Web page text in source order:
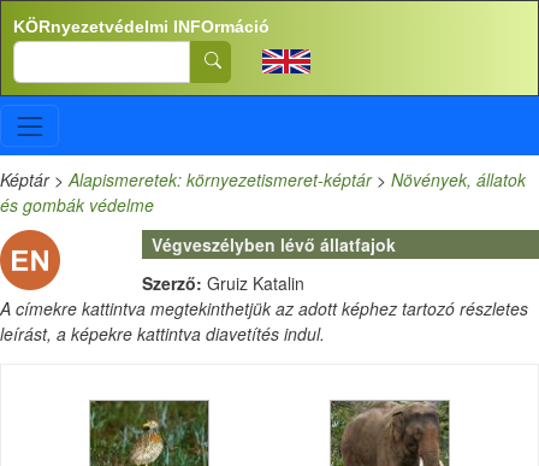
Ugrás a tartalomra
KÖRnyezetvédelmi INFOrmáció
Search
Képtár>Alapismeretek: környezetismeret-képtár> Növények, állatok
és gombák védelme
Végveszélyben lévő állatfajok
Szerző: Gruiz Katalin
A címekre kattintva megtekinthetjük az adott képhez tartozó részletes
leírást, a képekre kattintva diavetítés indul.